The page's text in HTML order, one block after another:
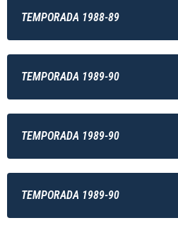
TEMPORADA 1988-89
TEMPORADA 1989-90
TEMPORADA 1989-90
TEMPORADA 1989-90